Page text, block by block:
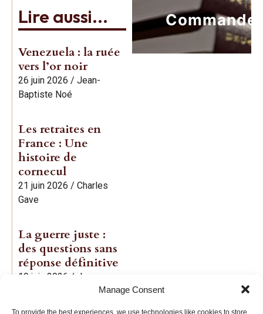
Manage Consent
To provide the best experiences, we use technologies like cookies to store
Lire aussi...
Venezuela : la ruée
vers l’or noir
26 juin 2026 / Jean-
Baptiste Noé
Les retraites en
France : Une
histoire de
cornecul
21 juin 2026 / Charles
Gave
La guerre juste :
des questions sans
réponse définitive
19 juin 2026 / Jean-